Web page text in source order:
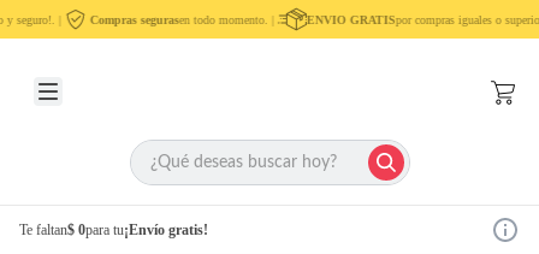
seguro!. | Compras segurasen todo momento. | ENVIO GRATISpor compras iguales o
Te faltan$ 0para tu¡Envío gratis!